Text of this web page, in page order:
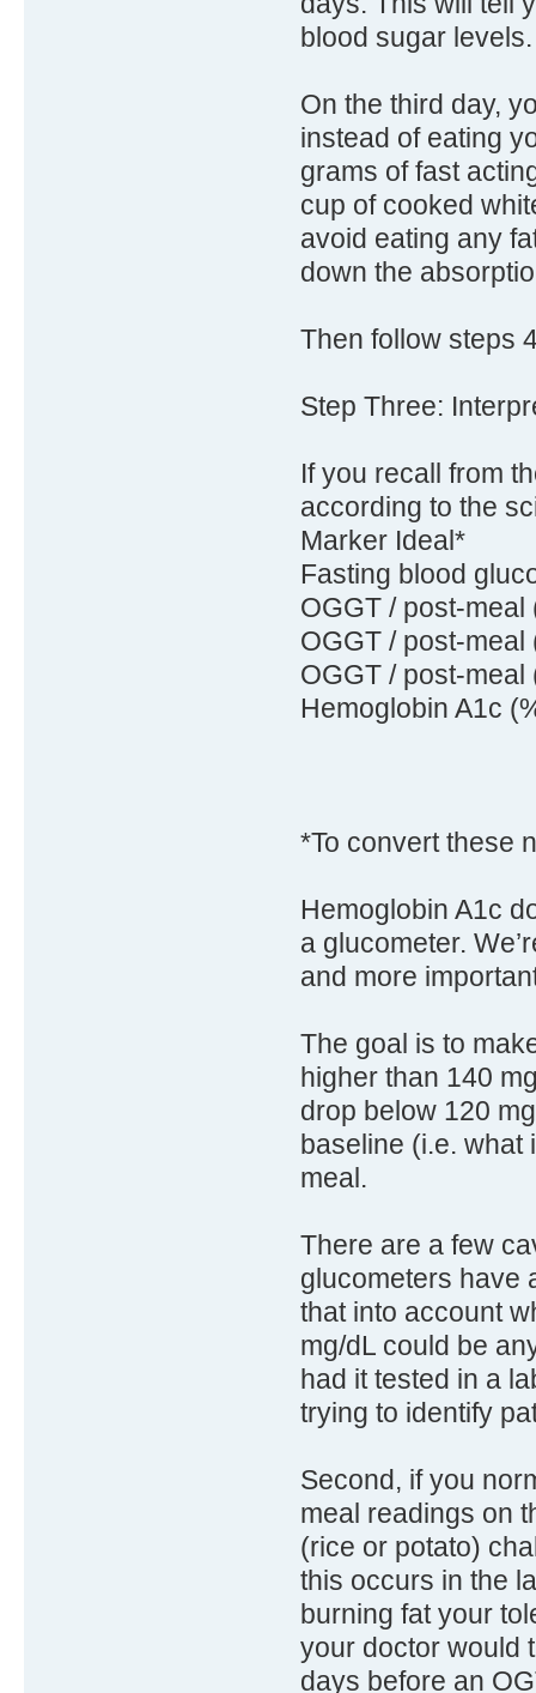
blood sugar levels.
On the third day,
instead of eating
grams of fast
cup of cooked
avoid eating any
down the
Then follow steps
Step Three:
If you recall from
according to the
Marker Ideal*
Fasting blood
OGGT / post-meal
OGGT / post-
OGGT / post-
Hemoglobin A1c
*To convert these
Hemoglobin A1c
a glucometer.
and more
The goal is to
higher than 140
drop below 120
baseline (i.e. what
meal.
There are a few
glucometers have
that into account
mg/dL could be
had it tested in a
trying to identify
Second, if you
meal readings on
(rice or potato)
this occurs in the
burning fat your
your doctor would
days before an